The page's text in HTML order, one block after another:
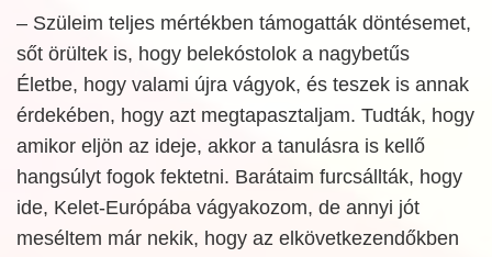
– Szüleim teljes mértékben támogatták döntésemet,
sőt örültek is, hogy belekóstolok a nagybetűs
Életbe, hogy valami újra vágyok, és teszek is annak
érdekében, hogy azt megtapasztaljam. Tudták, hogy
amikor eljön az ideje, akkor a tanulásra is kellő
hangsúlyt fogok fektetni. Barátaim furcsállták, hogy
ide, Kelet-Európába vágyakozom, de annyi jót
meséltem már nekik, hogy az elkövetkezendőkben